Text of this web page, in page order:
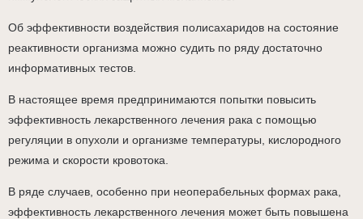
Об эффективности воздействия полисахаридов на состояние
реактивности организма можно судить по ряду достаточно
информативных тестов.
В настоящее время предпринимаются попытки повысить
эффективность лекарственного лечения рака с помощью
регуляции в опухоли и организме температуры, кислородного
режима и скорости кровотока.
В ряде случаев, особенно при неоперабельных формах рака,
эффективность лекарственного лечения может быть повышена